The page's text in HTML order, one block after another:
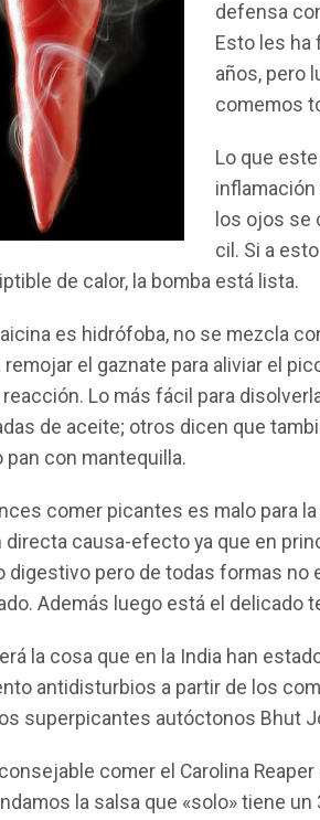
defensa
Esto les ha
años, pero
comemos
Lo que
inflamación
los ojos se
cil. Si a
de calor, la bomba está lista.
es hidrófoba, no se mezcla
remojar el gaznate para aliviar el
Lo más fácil para
de aceite; otros dicen que
pan con mantequilla.
comer picantes es malo para
directa causa-efecto ya que en
digestivo pero de todas formas no
Además luego está el delicado
la cosa que en la India han
antidisturbios a partir de los
superpicantes autóctonos Bhut
comer el Carolina
la salsa que «solo» tiene un